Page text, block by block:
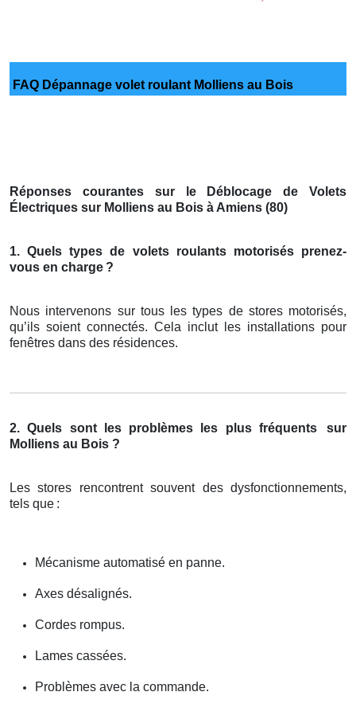
FAQ Dépannage volet roulant Molliens au Bois
Réponses courantes sur le Déblocage de Volets
Électriques sur Molliens au Bois à Amiens (80)
1. Quels types de volets roulants motorisés prenez-
vous en charge ?
Nous intervenons sur tous les types de stores motorisés,
qu’ils soient connectés. Cela inclut les installations pour
fenêtres dans des résidences.
2. Quels sont les problèmes les plus fréquents
sur
Molliens au Bois ?
Les stores rencontrent souvent des dysfonctionnements,
tels que :
Mécanisme automatisé en panne.
Axes désalignés.
Cordes rompus.
Lames cassées.
Problèmes avec la commande.